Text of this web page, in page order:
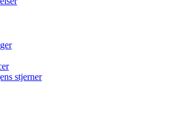
stjerner